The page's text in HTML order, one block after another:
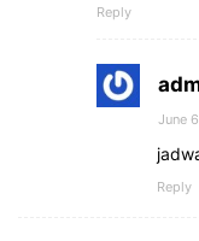
Reply
June
Reply